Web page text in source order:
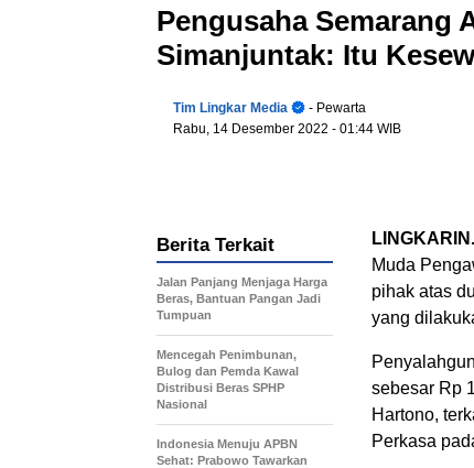
Pengusaha Semarang
Simanjuntak: Itu
Tim Lingkar Media
- Pewarta
Rabu, 14 Desember 2022 - 01:44 WIB
Muda
pihak atas
yang
sebesar Rp
Hartono,
Perkasa
Berita Terkait
Jalan Panjang Menjaga Harga
Beras, Bantuan Pangan Jadi
Tumpuan
Mencegah Penimbunan,
Bulog dan Pemda Kawal
Distribusi Beras SPHP
Nasional
Indonesia Menuju APBN
Sehat: Prabowo Tawarkan